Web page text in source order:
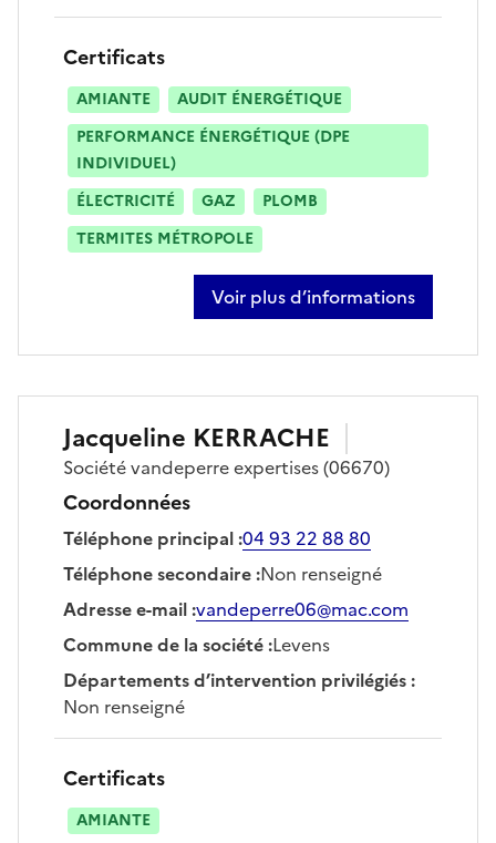
Certificats
AMIANTE
AUDIT ÉNERGÉTIQUE
PERFORMANCE ÉNERGÉTIQUE (DPE
INDIVIDUEL)
ÉLECTRICITÉ
GAZ
PLOMB
TERMITES MÉTROPOLE
Voir plus d’informations
sur nicolas gauthier-vergne
Jacqueline KERRACHE
Sociétévandeperre expertises(06670)
Coordonnées
Téléphone principal:04 93 22 88 80
Téléphone secondaire:Non renseigné
Adresse e-mail:vandeperre06@mac.com
Commune de la société:Levens
Départements d’intervention privilégiés:
Non renseigné
Certificats
AMIANTE